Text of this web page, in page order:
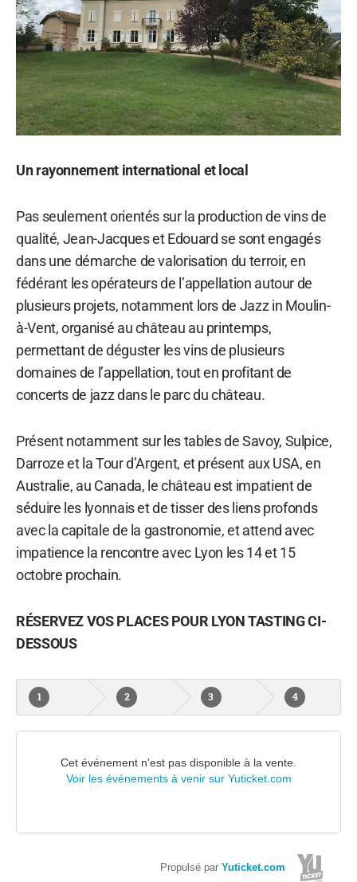
Un rayonnement international et local
Pas seulement orientés sur la production de vins de
qualité, Jean-Jacques et Edouard se sont engagés
dans une démarche de valorisation du terroir, en
fédérant les opérateurs de l’appellation autour de
plusieurs projets, notamment lors de Jazz in Moulin-
à-Vent, organisé au château au printemps,
permettant de déguster les vins de plusieurs
domaines de l’appellation, tout en profitant de
concerts de jazz dans le parc du château.
Présent notamment sur les tables de Savoy, Sulpice,
Darroze et la Tour d’Argent, et présent aux USA, en
Australie, au Canada, le château est impatient de
séduire les lyonnais et de tisser des liens profonds
avec la capitale de la gastronomie, et attend avec
impatience la rencontre avec Lyon les 14 et 15
octobre prochain.
RÉSERVEZ VOS PLACES POUR LYON TASTING CI-
DESSOUS